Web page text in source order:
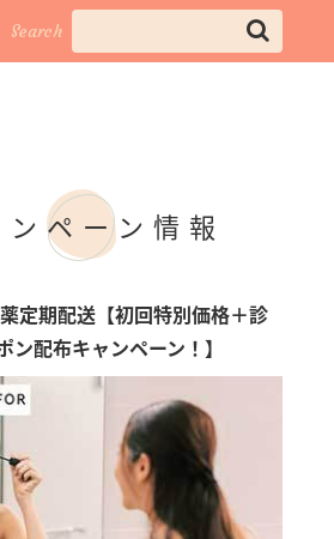
Search
ンペーン情報
定期配送【初回特別価格＋診
ン配布キャンペーン！】